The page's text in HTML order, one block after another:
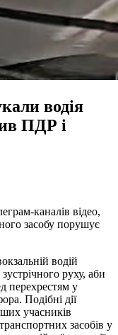
водія
ПДР і
каналів відео,
засобу порушує
водій
руху, аби
перехрестям у
Подібні дії
учасників
засобів у